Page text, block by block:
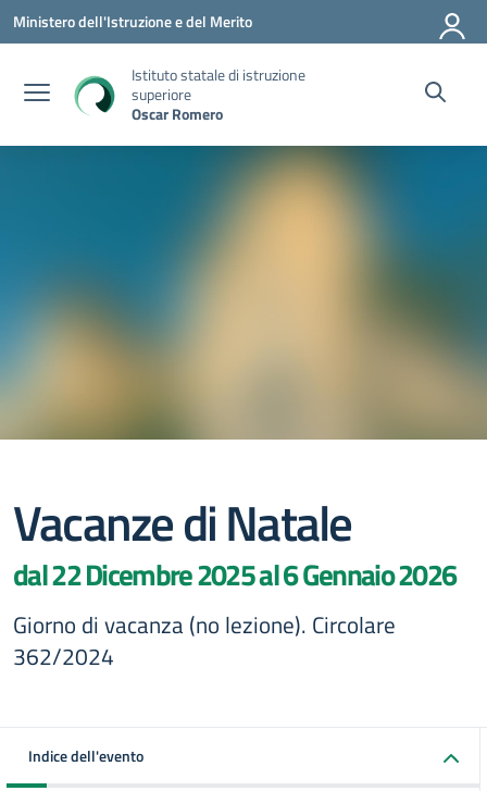
Vai ai contenuti
Vai al menu di navigazione
Vai al footer
Ministero dell'Istruzione e del Merito
Istituto statale di istruzione
superiore
Oscar Romero
Vacanze di Natale
dal 22 Dicembre 2025 al 6 Gennaio 2026
Giorno di vacanza (no lezione). Circolare
362/2024
Indice dell'evento